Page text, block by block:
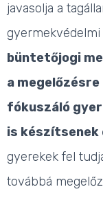
javasolja a
büntetőjogi
a
fókuszáló
is készítsenek
gyerekek fel
továbbá